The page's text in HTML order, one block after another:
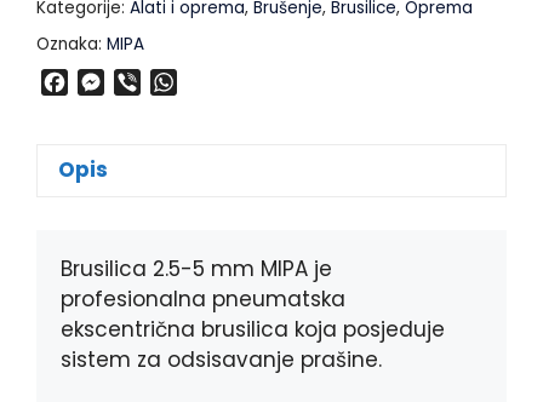
Kategorije: Alati i oprema, Brušenje, Brusilice, Oprema
Oznaka: MIPA
e
b
k
M
s
e
r
p
Opis
Brusilica 2.5-5 mm MIPA je
profesionalna pneumatska
ekscentrična brusilica koja posjeduje
sistem za odsisavanje prašine.